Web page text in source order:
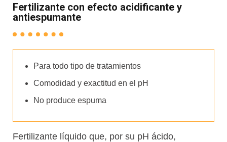
Fertilizante con efecto acidificante y
antiespumante
Para todo tipo de tratamientos
Comodidad y exactitud en el pH
No produce espuma
Fertilizante líquido que, por su pH ácido,